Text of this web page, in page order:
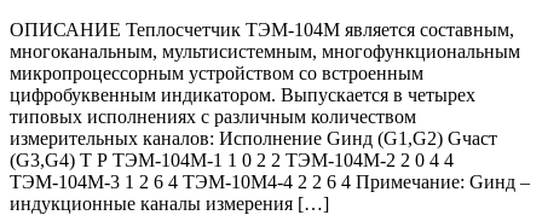
ОПИСАНИЕ Теплосчетчик ТЭМ-104М является составным,
многоканальным, мультисистемным, многофункциональным
микропроцессорным устройством со встроенным
цифробуквенным индикатором. Выпускается в четырех
типовых исполнениях с различным количеством
измерительных каналов: Исполнение Gинд (G1,G2) Gчаст
(G3,G4) Т Р ТЭМ-104М-1 1 0 2 2 ТЭМ-104М-2 2 0 4 4
ТЭМ-104М-3 1 2 6 4 ТЭМ-10М4-4 2 2 6 4 Примечание: Gинд –
индукционные каналы измерения […]